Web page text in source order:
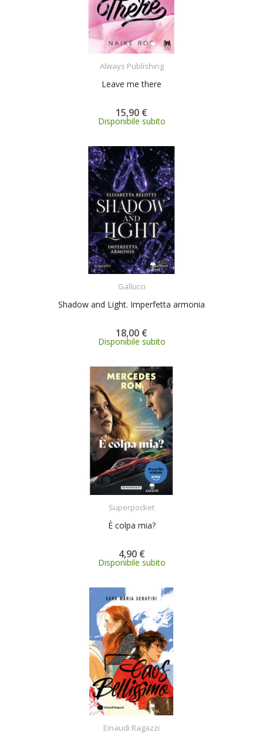
Always Publishing
Leave me there
15,90 €
Disponibile subito
Gallucci
Shadow and Light. Imperfetta armonia
18,00 €
Disponibile subito
Superpocket
È colpa mia?
4,90 €
Disponibile subito
Einaudi Ragazzi